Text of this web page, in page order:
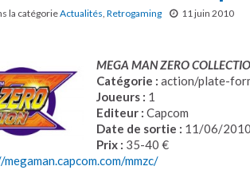
la catégorieActualités, Retrogaming 11 juin 2010
MEGA MAN ZERO
Catégorie : action/plate-
Joueurs : 1
Editeur : Capcom
Date de sortie : 11/06/2010
Prix : 35-40 €
mmzc/